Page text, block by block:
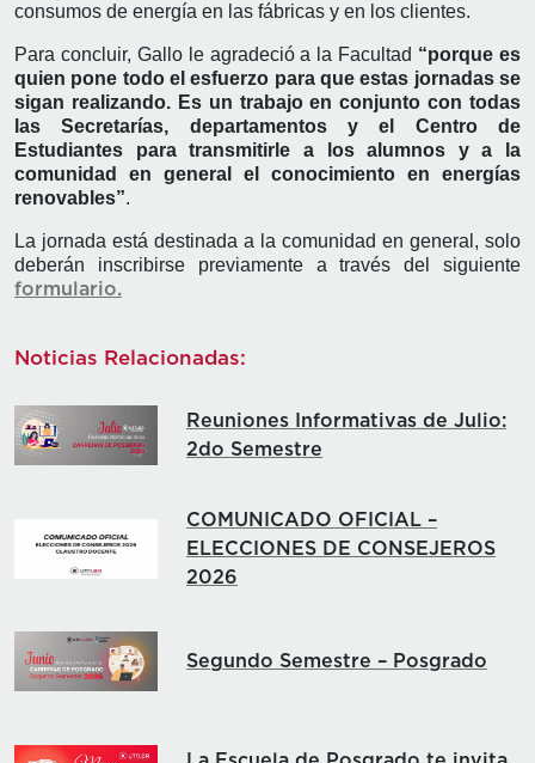
consumos de energía en las fábricas y en los clientes.
Para concluir, Gallo le agradeció a la Facultad “porque es
quien pone todo el esfuerzo para que estas jornadas se
sigan realizando. Es un trabajo en conjunto con todas
las Secretarías, departamentos y el Centro de
Estudiantes para transmitirle a los alumnos y a la
comunidad en general el conocimiento en energías
renovables”.
La jornada está destinada a la comunidad en general, solo
deberán inscribirse previamente a través del siguiente
formulario.
Noticias Relacionadas:
Reuniones Informativas de Julio:
2do Semestre
COMUNICADO OFICIAL –
ELECCIONES DE CONSEJEROS
2026
Segundo Semestre – Posgrado